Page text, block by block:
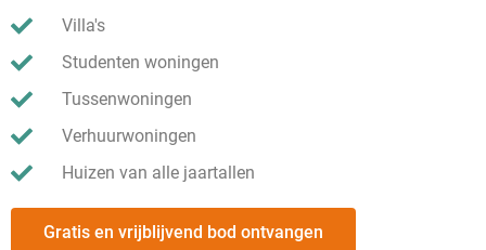
Villa's
Studenten woningen
Tussenwoningen
Verhuurwoningen
Huizen van alle jaartallen
Gratis en vrijblijvend bod ontvangen